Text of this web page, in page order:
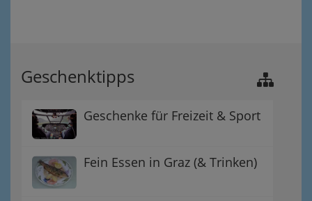
Geschenktipps
Geschenke für Freizeit & Sport
Fein Essen in Graz (& Trinken)